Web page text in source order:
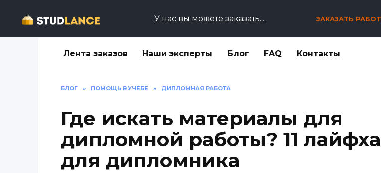
У нас вы можете заказать... ЗАКАЗАТЬ
Лента заказов Наши эксперты Блог FAQ Контакты
БЛОГ » ПОМОЩЬ В УЧЁБЕ » ДИПЛОМНАЯ РАБОТА
Где искать материалы для
дипломной работы? 11
для дипломника